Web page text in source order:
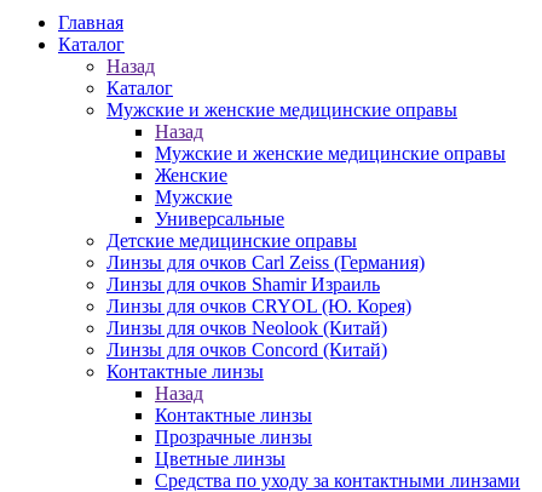
Главная
Каталог
Назад
Каталог
Мужские и женские медицинские оправы
Назад
Мужские и женские медицинские оправы
Женские
Мужские
Универсальные
Детские медицинские оправы
Линзы для очков Carl Zeiss (Германия)
Линзы для очков Shamir Израиль
Линзы для очков CRYOL (Ю. Корея)
Линзы для очков Neolook (Китай)
Линзы для очков Concord (Китай)
Контактные линзы
Назад
Контактные линзы
Прозрачные линзы
Цветные линзы
Средства по уходу за контактными линзами